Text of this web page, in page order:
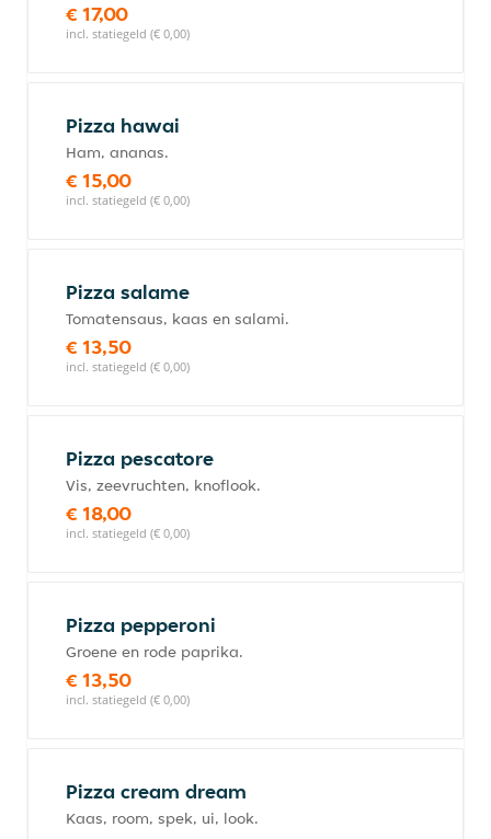
€ 17,00
incl. statiegeld (€ 0,00)
Pizza hawai
Ham, ananas.
€ 15,00
incl. statiegeld (€ 0,00)
Pizza salame
Tomatensaus, kaas en salami.
€ 13,50
incl. statiegeld (€ 0,00)
Pizza pescatore
Vis, zeevruchten, knoflook.
€ 18,00
incl. statiegeld (€ 0,00)
Pizza pepperoni
Groene en rode paprika.
€ 13,50
incl. statiegeld (€ 0,00)
Pizza cream dream
Kaas, room, spek, ui, look.